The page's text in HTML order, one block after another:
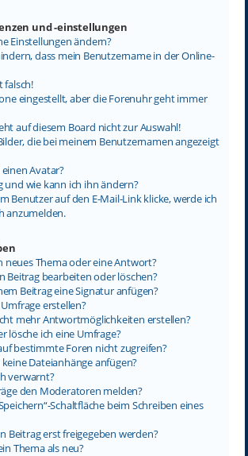
und -einstellungen
Einstellungen ändern?
dass mein Benutzername in der Online-
falsch!
eingestellt, aber die Forenuhr geht immer
auf diesem Board nicht zur Auswahl!
die bei meinem Benutzernamen angezeigt
Avatar?
und wie kann ich ihn ändern?
Benutzer auf den E-Mail-Link klicke, werde ich
anzumelden.
neues Thema oder eine Antwort?
Beitrag bearbeiten oder löschen?
Beitrag eine Signatur anfügen?
erstellen?
mehr Antwortmöglichkeiten erstellen?
lösche ich eine Umfrage?
bestimmte Foren nicht zugreifen?
Dateianhänge anfügen?
verwarnt?
den Moderatoren melden?
Schaltfläche beim Schreiben eines
Beitrag erst freigegeben werden?
Thema als neu?